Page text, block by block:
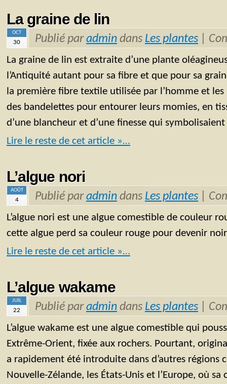
La graine de lin
OCT
30 Publié paradmin dans Les plantes
La graine de lin est extraite d’une plante
l’Antiquité autant pour sa fibre et que pour sa
la première fibre textile utilisée par l’homme et
des bandelettes pour entourer leurs momies, en
d’une blancheur et d’une finesse qui
Lire le reste de cet article »…
L’algue nori
AOÛT
4 Publié paradmin dans Les plantes
L’algue nori est une algue comestible de couleur
cette algue perd sa couleur rouge pour devenir
Lire le reste de cet article »…
L’algue wakame
JUIL
22 Publié paradmin dans Les plantes
L’algue wakame est une algue comestible qui
Extrême-Orient, fixée aux rochers. Pourtant,
a rapidement été introduite dans d’autres régions
Nouvelle-Zélande, les États-Unis et l’Europe, où sa